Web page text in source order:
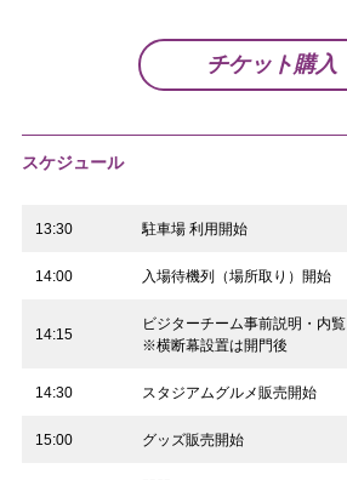
チケット購入
スケジュール
13:30 駐車場 利用開始
14:00 入場待機列（場所取り）開始
14:15
ビジターチーム事前説明・内覧
※横断幕設置は開門後
14:30 スタジアムグルメ販売開始
15:00 グッズ販売開始